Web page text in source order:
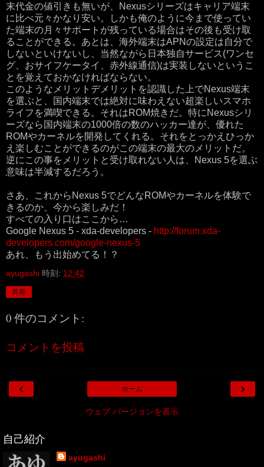
末代金の値引きも無いが、Nexusシリーズはキャリア端末
に比べ元々かなり安い。しかも俺のように今まで使ってい
た端末の月々サポートが残っている場合はその後も受け取
ることができる。あとは、海外端末はAPNの設定は自分で
しないといけないし、当然ながら日本独自サービス(ワンセ
グ、おサイフケータイ、赤外線通信)は実装しないというこ
とを覚えておかなければならない。
このようなメリットデメリットを認識した上でNexus端末
を選ぶと、国内端末では絶対に味わえない超楽しいスマホ
ライフを満喫できる。それはROM焼きだ。特にNexusシリ
ーズなら国内端末の1000倍の数のハッカー達が、優れた
ROMやカーネルを開発してくれる。それをとっかえひっか
え楽しむことができるのがこの端末の最大のメリットだ。
逆にこの事をメリットと受け取れない人は、Nexus 5を選ぶ
意味は半減するだろう。
さあ、これからNexus 5でどんなROMやカーネルを体験で
きるのか、今から楽しみだ！
すべての入り口はここから…
Google Nexus 5 - xda-developers - http://forum.xda-
developers.com/google-nexus-5
あれ、もう出始めてる！？
ayugashi 時刻: 12:42
共有
0 件のコメント:
コメントを投稿
‹ ›
ホーム
ウェブ バージョンを表示
自己紹介
ayugashi